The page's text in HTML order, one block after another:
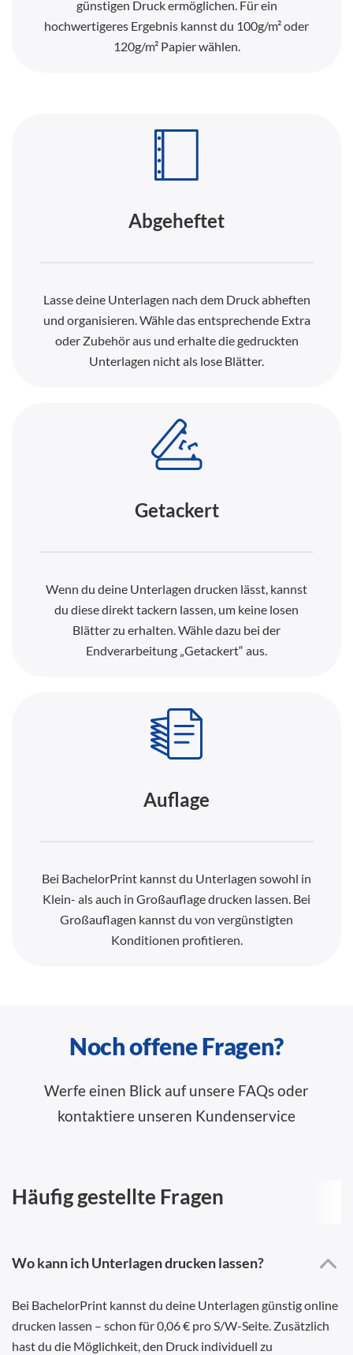
günstigen Druck ermöglichen. Für ein
hochwertigeres Ergebnis kannst du 100g/m² oder
120g/m² Papier wählen.
Abgeheftet
Lasse deine Unterlagen nach dem Druck abheften
und organisieren. Wähle das entsprechende Extra
oder Zubehör aus und erhalte die gedruckten
Unterlagen nicht als lose Blätter.
Getackert
Wenn du deine Unterlagen drucken lässt, kannst
du diese direkt tackern lassen, um keine losen
Blätter zu erhalten. Wähle dazu bei der
Endverarbeitung „Getackert“ aus.
Auflage
Bei BachelorPrint kannst du Unterlagen sowohl in
Klein- als auch in Großauflage drucken lassen. Bei
Großauflagen kannst du von vergünstigten
Konditionen profitieren.
Noch offene Fragen?
Werfe einen Blick auf unsere FAQs oder
kontaktiere unseren Kundenservice
Häufig gestellte Fragen
Wo kann ich Unterlagen drucken lassen?
Bei BachelorPrint kannst du deine Unterlagen günstig online
drucken lassen – schon für 0,06 € pro S/W-Seite. Zusätzlich
hast du die Möglichkeit, den Druck individuell zu